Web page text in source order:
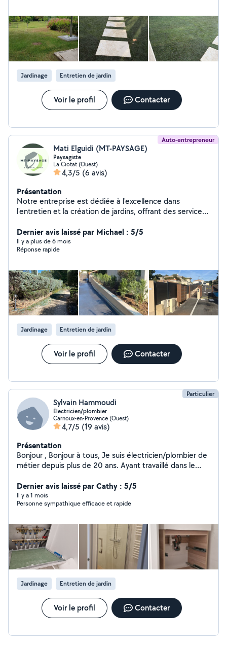
Jardinage Entretien de jardin
Voir le profil Contacter
Auto-entrepreneur
Mati Elguidi (MT-PAYSAGE)
Paysagiste
La Ciotat (Ouest)
4,3/5 (6 avis)
Présentation
Notre entreprise est dédiée à l'excellence dans
l'entretien et la création de jardins, offrant des services
pour prendre soin de votre jardin existant ou de
concevoir un nouveau espace vert. Que ce soit pour
des travaux de taille, de plantation, d'aménagement
d'irrigation.
Dernier avis laissé par Michael : 5/5
Il y a plus de 6 mois
Réponse rapide
Jardinage Entretien de jardin
Voir le profil Contacter
Particulier
Sylvain Hammoudi
Électricien/plombier
Carnoux-en-Provence (Ouest)
4,7/5 (19 avis)
Présentation
Bonjour , Bonjour à tous, Je suis électricien/plombier de
métier depuis plus de 20 ans. Ayant travaillé dans le
approfondie dans les autres corps de métier tel que la
petite maçonnerie, le plaque, pose de cuisine etc...
Voilà pour ma présentation. A+++
Dernier avis laissé par Cathy : 5/5
Il y a 1 mois
Personne sympathique efficace et rapide
Jardinage Entretien de jardin
Voir le profil Contacter